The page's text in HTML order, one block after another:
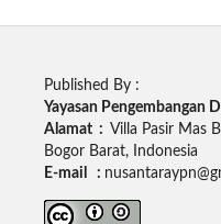
Published By :
Yayasan Pengembangan
Alamat : Villa Pasir Mas
Bogor Barat, Indonesia
E-mail :